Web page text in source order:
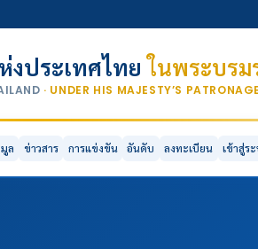
งประเทศไทยในพระบร
· UNDER HIS MAJESTY’S PATRONAGE
ล ข่าวสาร การแข่งขัน อันดับ ลงทะเบียน เข้าสู่ร